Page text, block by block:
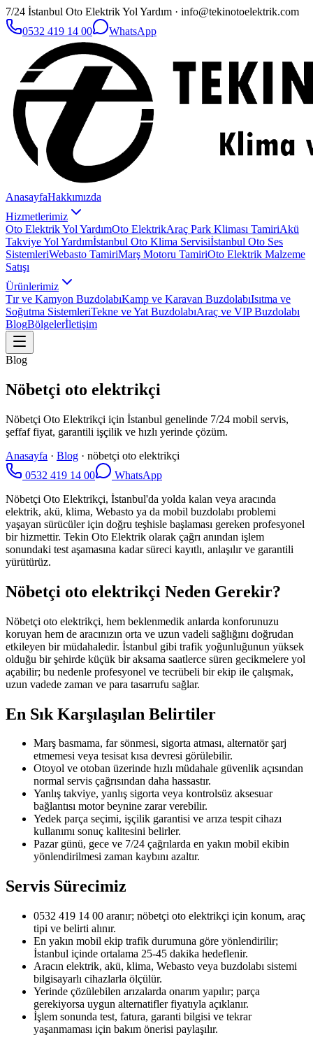
7/24 İstanbul Oto Elektrik Yol Yardım · info@tekinotoelektrik.com
0532 419 14 00
WhatsApp
AnasayfaHakkımızda
Hizmetlerimiz
Oto Elektrik Yol YardımOto ElektrikAraç Park Kliması TamiriAkü
Takviye Yol Yardımİstanbul Oto Klima Servisiİstanbul Oto Ses
SistemleriWebasto TamiriMarş Motoru TamiriOto Elektrik Malzeme
Satışı
Ürünlerimiz
Tır ve Kamyon BuzdolabıKamp ve Karavan BuzdolabıIsıtma ve
Soğutma SistemleriTekne ve Yat BuzdolabıAraç ve VIP Buzdolabı
BlogBölgelerİletişim
Blog
Nöbetçi oto elektrikçi
Nöbetçi Oto Elektrikçi için İstanbul genelinde 7/24 mobil servis,
şeffaf fiyat, garantili işçilik ve hızlı yerinde çözüm.
Anasayfa · Blog · nöbetçi oto elektrikçi
0532 419 14 00
WhatsApp
Nöbetçi Oto Elektrikçi, İstanbul'da yolda kalan veya aracında
elektrik, akü, klima, Webasto ya da mobil buzdolabı problemi
yaşayan sürücüler için doğru teşhisle başlaması gereken profesyonel
bir hizmettir. Tekin Oto Elektrik olarak çağrı anından işlem
sonundaki test aşamasına kadar süreci kayıtlı, anlaşılır ve garantili
yürütürüz.
Nöbetçi oto elektrikçi Neden Gerekir?
Nöbetçi oto elektrikçi, hem beklenmedik anlarda konforunuzu
koruyan hem de aracınızın orta ve uzun vadeli sağlığını doğrudan
etkileyen bir müdahaledir. İstanbul gibi trafik yoğunluğunun yüksek
olduğu bir şehirde küçük bir aksama saatlerce süren gecikmelere yol
açabilir; bu nedenle profesyonel ve tecrübeli bir ekip ile çalışmak,
uzun vadede zaman ve para tasarrufu sağlar.
En Sık Karşılaşılan Belirtiler
Marş basmama, far sönmesi, sigorta atması, alternatör şarj
etmemesi veya tesisat kısa devresi görülebilir.
Otoyol ve otoban üzerinde hızlı müdahale güvenlik açısından
normal servis çağrısından daha hassastır.
Yanlış takviye, yanlış sigorta veya kontrolsüz aksesuar
bağlantısı motor beynine zarar verebilir.
Yedek parça seçimi, işçilik garantisi ve arıza tespit cihazı
kullanımı sonuç kalitesini belirler.
Pazar günü, gece ve 7/24 çağrılarda en yakın mobil ekibin
yönlendirilmesi zaman kaybını azaltır.
Servis Sürecimiz
0532 419 14 00 aranır; nöbetçi oto elektrikçi için konum, araç
tipi ve belirti alınır.
En yakın mobil ekip trafik durumuna göre yönlendirilir;
İstanbul içinde ortalama 25-45 dakika hedeflenir.
Aracın elektrik, akü, klima, Webasto veya buzdolabı sistemi
bilgisayarlı cihazlarla ölçülür.
Yerinde çözülebilen arızalarda onarım yapılır; parça
gerekiyorsa uygun alternatifler fiyatıyla açıklanır.
İşlem sonunda test, fatura, garanti bilgisi ve tekrar
yaşanmaması için bakım önerisi paylaşılır.